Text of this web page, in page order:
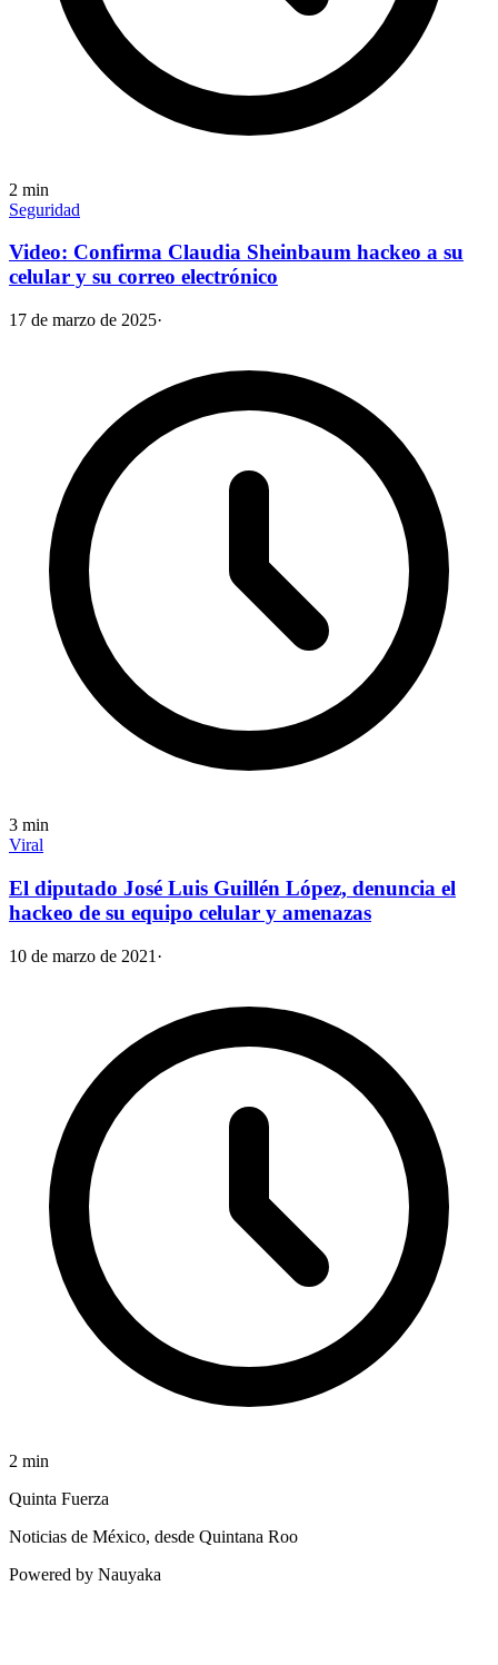
2 min
Seguridad
Video: Confirma Claudia Sheinbaum hackeo a su
celular y su correo electrónico
17 de marzo de 2025·
3 min
Viral
El diputado José Luis Guillén López, denuncia el
hackeo de su equipo celular y amenazas
10 de marzo de 2021 ·
2 min
Quinta Fuerza
Noticias de México, desde Quintana Roo
Powered by Nauyaka